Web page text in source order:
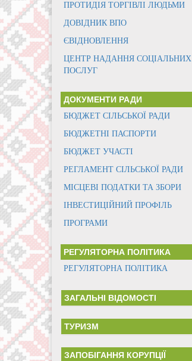
ПРОТИДІЯ ТОРГІВЛІ ЛЮДЬМИ
ДОВІДНИК ВПО
ЄВІДНОВЛЕННЯ
ЦЕНТР НАДАННЯ СОЦІАЛЬНИХ
ПОСЛУГ
ДОКУМЕНТИ РАДИ
БЮДЖЕТ СІЛЬСЬКОЇ РАДИ
БЮДЖЕТНІ ПАСПОРТИ
БЮДЖЕТ УЧАСТІ
РЕГЛАМЕНТ СІЛЬСЬКОЇ РАДИ
МІСЦЕВІ ПОДАТКИ ТА ЗБОРИ
ІНВЕСТИЦІЙНИЙ ПРОФІЛЬ
ПРОГРАМИ
РЕГУЛЯТОРНА ПОЛІТИКА
РЕГУЛЯТОРНА ПОЛІТИКА
ЗАГАЛЬНІ ВІДОМОСТІ
ТУРИЗМ
ЗАПОБІГАННЯ КОРУПЦІЇ